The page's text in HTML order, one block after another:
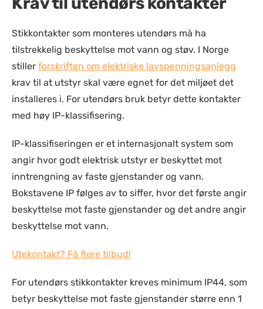
Stikkontakter som monteres utendørs må ha
tilstrekkelig beskyttelse mot vann og støv. I Norge
stiller forskriften om elektriske lavspenningsanlegg
krav til at utstyr skal være egnet for det miljøet det
installeres i. For utendørs bruk betyr dette kontakter
med høy IP-klassifisering.
IP-klassifiseringen er et internasjonalt system som
angir hvor godt elektrisk utstyr er beskyttet mot
inntrengning av faste gjenstander og vann.
Bokstavene IP følges av to siffer, hvor det første angir
beskyttelse mot faste gjenstander og det andre angir
beskyttelse mot vann.
Utekontakt? Få flere tilbud!
For utendørs stikkontakter kreves minimum IP44, som
betyr beskyttelse mot faste gjenstander større enn 1